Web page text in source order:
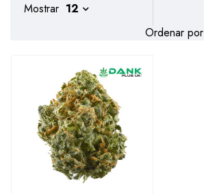
Ordenar por
Mostrar 12